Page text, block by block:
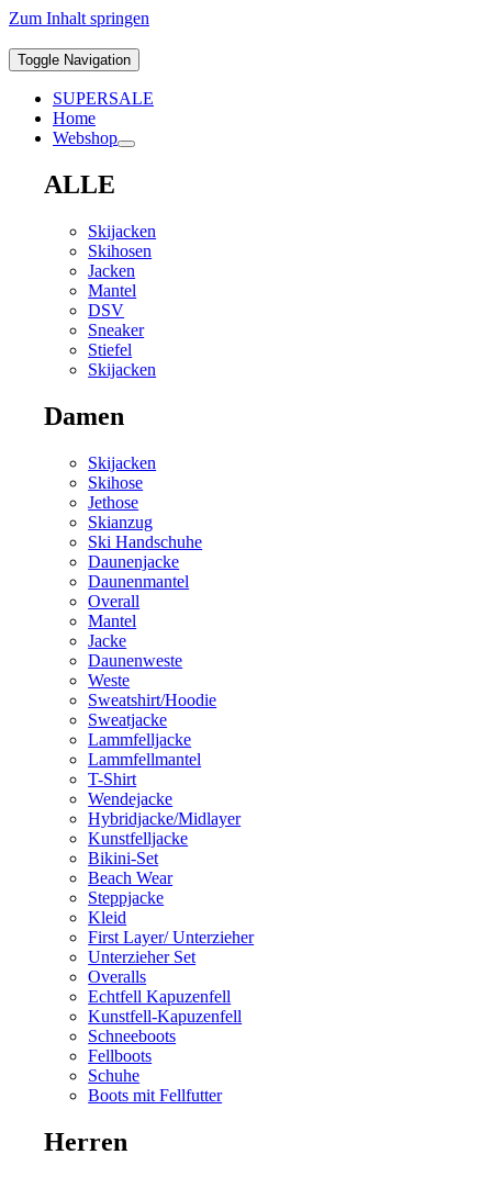
Zum Inhalt springen
Toggle Navigation
SUPERSALE
Home
Webshop
ALLE
Skijacken
Skihosen
Jacken
Mantel
DSV
Sneaker
Stiefel
Skijacken
Damen
Skijacken
Skihose
Jethose
Skianzug
Ski Handschuhe
Daunenjacke
Daunenmantel
Overall
Mantel
Jacke
Daunenweste
Weste
Sweatshirt/Hoodie
Sweatjacke
Lammfelljacke
Lammfellmantel
T-Shirt
Wendejacke
Hybridjacke/Midlayer
Kunstfelljacke
Bikini-Set
Beach Wear
Steppjacke
Kleid
First Layer/ Unterzieher
Unterzieher Set
Overalls
Echtfell Kapuzenfell
Kunstfell-Kapuzenfell
Schneeboots
Fellboots
Schuhe
Boots mit Fellfutter
Herren